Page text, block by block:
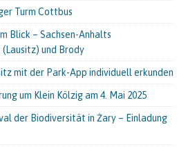
Turm Cottbus
Blick – Sachsen-Anhalts
und Brody
mit der Park-App individuell erkunden
um Klein Kölzig am 4. Mai 2025
der Biodiversität in Żary – Einladung